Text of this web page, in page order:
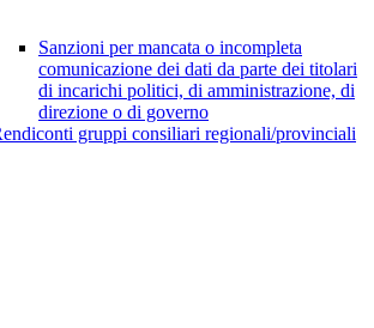
Sanzioni per mancata o incompleta
comunicazione dei dati da parte dei titolari
di incarichi politici, di amministrazione, di
direzione o di governo
gruppi consiliari regionali/provinciali